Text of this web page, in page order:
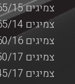
צמיגים 195/65/15
צמיגים 175/65/14
צמיגים 205/60/16
צמיגים 225/50/17
צמיגים 205/45/17